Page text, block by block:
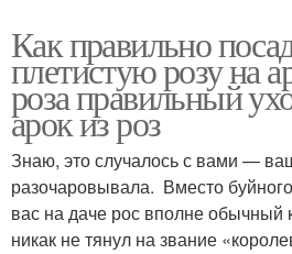
Как правильно
плетистую розу на
роза правильный
арок из роз
Знаю, это случалось с вами —
разочаровывала. Вместо
вас на даче рос вполне обычный
никак не тянул на звание